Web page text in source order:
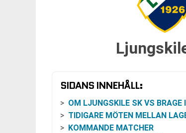
SIDANS INNEHÅLL:
OM LJUNGSKILE SK VS BRAGE I
TIDIGARE MÖTEN MELLAN
KOMMANDE MATCHER